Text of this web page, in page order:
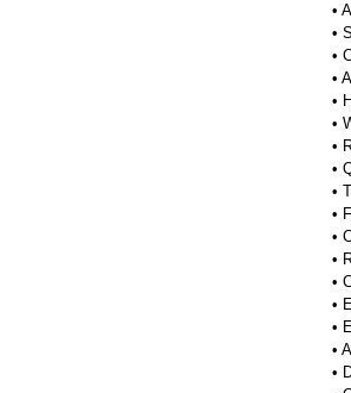
•
•
•
•
•
•
•
•
•
•
•
•
•
•
•
•
•